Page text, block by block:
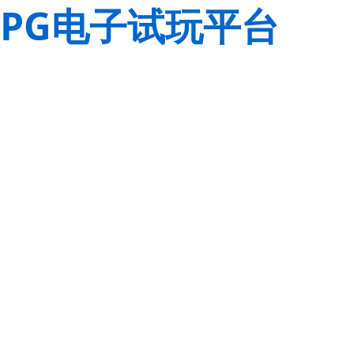
PG电子试玩平台